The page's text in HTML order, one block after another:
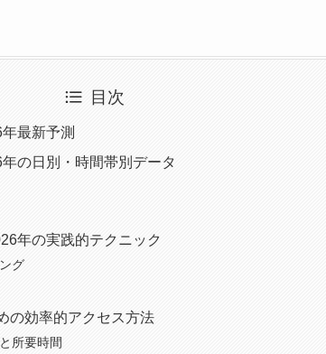
目次
最新予測
の日別・時間帯別データ
年の実践的テクニック
グ
の効率的アクセス方法
所要時間